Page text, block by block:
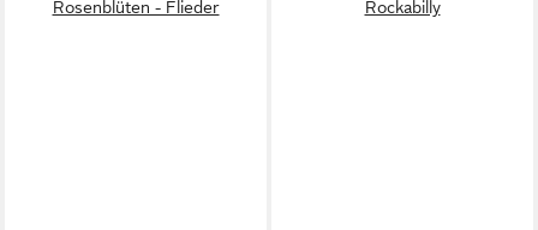
Rosenblüten - Flieder
Rockabilly